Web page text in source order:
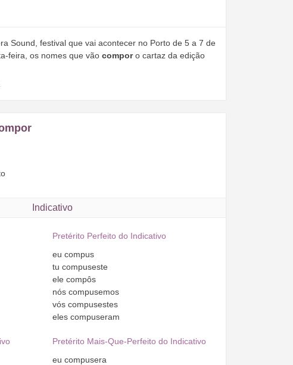
Sound, festival que vai acontecer no Porto de 5 a 7 de
feira, os nomes que vão comporo cartaz da edição
Indicativo
Pretérito Perfeito do Indicativo
eu compus
tu compuseste
ele compôs
nóscompusemos
vóscompusestes
elescompuseram
Pretérito Mais-Que-Perfeito do Indicativo
eu compusera